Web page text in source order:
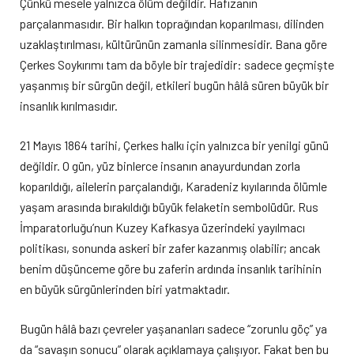
parçalanmasıdır. Bir halkın toprağından koparılması, dilinden
uzaklaştırılması, kültürünün zamanla silinmesidir. Bana göre
Çerkes Soykırımı tam da böyle bir trajedidir: sadece geçmişte
yaşanmış bir sürgün değil, etkileri bugün hâlâ süren büyük bir
insanlık kırılmasıdır.
21 Mayıs 1864 tarihi, Çerkes halkı için yalnızca bir yenilgi günü
değildir. O gün, yüz binlerce insanın anayurdundan zorla
koparıldığı, ailelerin parçalandığı, Karadeniz kıyılarında ölümle
yaşam arasında bırakıldığı büyük felaketin sembolüdür. Rus
İmparatorluğu’nun Kuzey Kafkasya üzerindeki yayılmacı
politikası, sonunda askeri bir zafer kazanmış olabilir; ancak
benim düşünceme göre bu zaferin ardında insanlık tarihinin
en büyük sürgünlerinden biri yatmaktadır.
Bugün hâlâ bazı çevreler yaşananları sadece “zorunlu göç” ya
da “savaşın sonucu” olarak açıklamaya çalışıyor. Fakat ben bu